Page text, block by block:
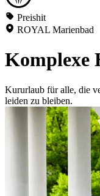
Preishit
ROYAL Marienbad
Komplexe
Kururlaub für alle, die
leiden zu bleiben.